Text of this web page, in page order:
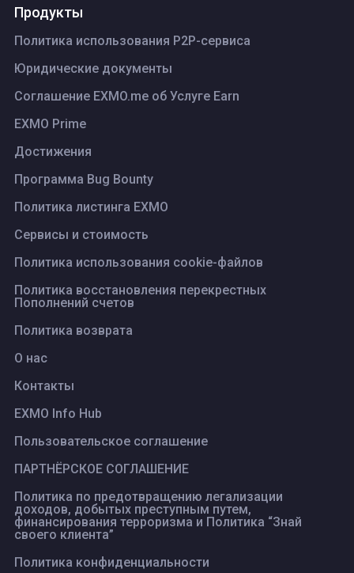
Продукты
Политика использования P2P-сервиса
Юридические документы
Соглашение EXMO.me об Услуге Earn
EXMO Prime
Достижения
Программа Bug Bounty
Политика листинга ЕХМО
Сервисы и стоимость
Политика использования cookie-файлов
Политика восстановления перекрестных
Пополнений счетов
Политика возврата
О нас
Контакты
EXMO Info Hub
Пользовательское соглашение
ПАРТНЁРСКОЕ СОГЛАШЕНИЕ
Политика по предотвращению легализации
доходов, добытых преступным путем,
финансирования терроризма и Политика “Знай
своего клиента”
Политика конфиденциальности